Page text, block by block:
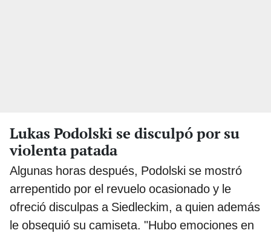
Lukas Podolski se disculpó por su
violenta patada
Algunas horas después, Podolski se mostró
arrepentido por el revuelo ocasionado y le
ofreció disculpas a Siedleckim, a quien además
le obsequió su camiseta. "Hubo emociones en